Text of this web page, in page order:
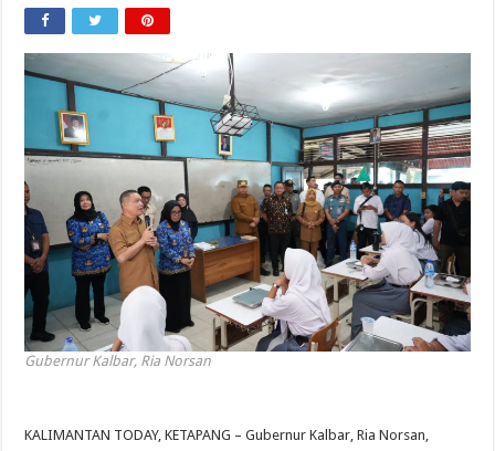
Gubernur Kalbar, Ria Norsan
KALIMANTAN TODAY, KETAPANG – Gubernur Kalbar, Ria Norsan,